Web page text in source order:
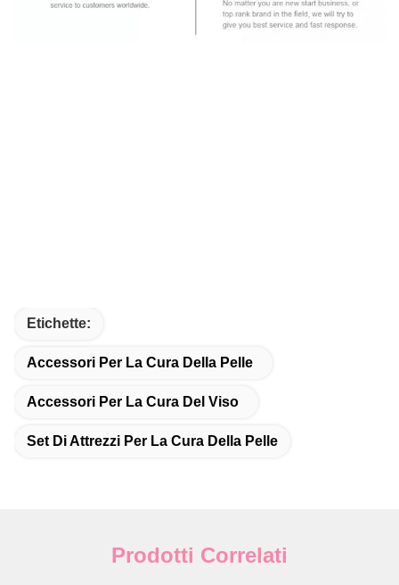
Etichette:
Accessori Per La Cura Della Pelle
Accessori Per La Cura Del Viso
Set Di Attrezzi Per La Cura Della Pelle
Prodotti Correlati